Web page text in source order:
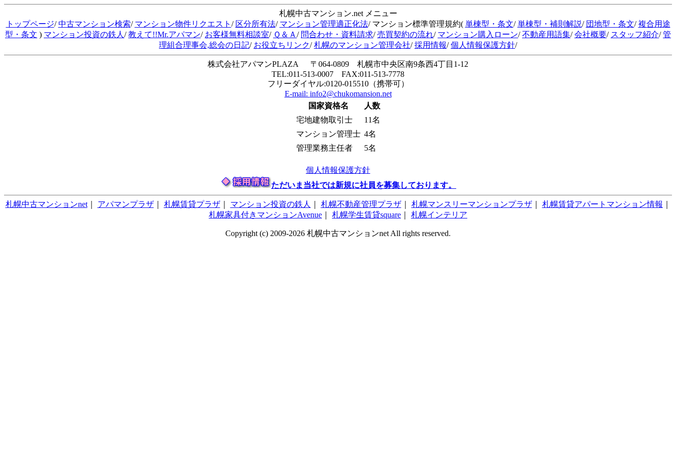
札幌中古マンション.net メニュー
トップページ/中古マンション検索/ マンション物件リクエスト / 区分所有法/ マンション管理適正化法/ マンション標準管理規約( 単棟型・条文/単棟型・補則解説/ 団地型・条文/複合用途
型・条文 ) マンション投資の鉄人 /教えて!!Mr.アパマン/ お客様無料相談室/ Ｑ＆Ａ / 問合わせ・資料請求/売買契約の流れ/ マンション購入ローン/不動産用語集/会社概要/ スタッフ紹介/管
理組合理事会,総会の日記/ お役立ちリンク/札幌のマンション管理会社/採用情報/個人情報保護方針/
株式会社アパマンPLAZA 〒064-0809 札幌市中央区南9条西4丁目1-12
TEL:011-513-0007 FAX:011-513-7778
フリーダイヤル:0120-015510（携帯可）
E-mail: info2@chukomansion.net
国家資格名
人数
宅地建物取引士
11名
マンション管理士 4名
管理業務主任者
5名
個人情報保護方針
ただいま当社では新規に社員を募集しております。
札幌中古マンションnet｜ アパマンプラザ｜ 札幌賃貸プラザ｜ マンション投資の鉄人 札幌不動産管理プラザ｜ 札幌マンスリーマンションプラザ｜ 札幌賃貸アパートマンション情報
札幌家具付きマンションAvenue
札幌学生賃貸square 札幌インテリア
Copyright (c) 2009-2026 札幌中古マンションnet All rights reserved.